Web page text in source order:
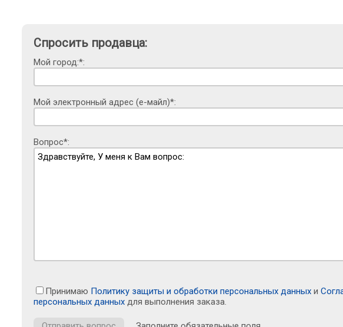
Спросить продавца:
Мой город:*:
Мой электронный адрес (е-майл)*:
Вопрос*:
Принимаю Политику защиты и обработки персональных данных и
персональных данных для выполнения заказа.